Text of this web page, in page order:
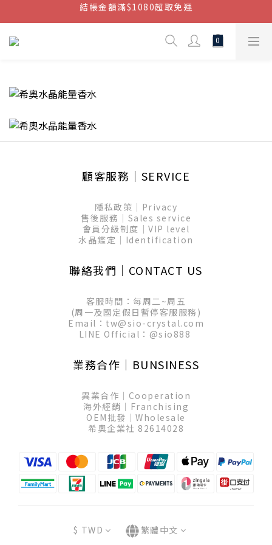
結帳金額滿$1080超取免運
結帳金額滿$1080超取免運
顧客服務│SERVICE
隱私政策│Privacy
售後服務│Sales service
會員分級制度│VIP level
水晶鑑定│Identification
聯絡我們│CONTACT US
客服時間：每周二~周五
(周一及國定假日暫停客服服務)
Email：tw@sio-crystal.com
LINE Official： @sio888
業務合作│BUNSINESS
異業合作│Cooperation
海外經銷│Franchising
OEM批發│Wholesale
希奧企業社 82614028
$ TWD 繁體中文